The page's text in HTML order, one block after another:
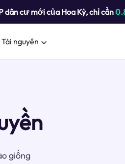
dân cư mới của Hoa Kỳ, chỉ cần
Tài nguyên
giống